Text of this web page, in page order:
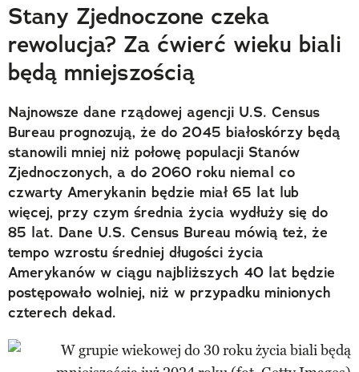
Trendbook Podróżniczy
Polecane
Stany Zjednoczone czeka
rewolucja? Za ćwierć wieku biali
będą mniejszością
Najnowsze dane rządowej agencji U.S. Census
Bureau prognozują, że do 2045 białoskórzy będą
stanowili mniej niż połowę populacji Stanów
Zjednoczonych, a do 2060 roku niemal co
czwarty Amerykanin będzie miał 65 lat lub
więcej, przy czym średnia życia wydłuży się do
85 lat. Dane U.S. Census Bureau mówią też, że
tempo wzrostu średniej długości życia
Amerykanów w ciągu najbliższych 40 lat będzie
postępowało wolniej, niż w przypadku minionych
czterech dekad.